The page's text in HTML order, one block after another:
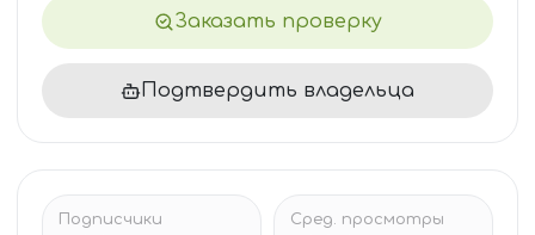
Заказать проверку
Подтвердить владельца
Подписчики Сред. просмотры